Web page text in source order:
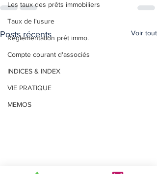
Les taux des prêts immobiliers
Taux de l'usure
Règlementation prêt immo.
Compte courant d'associés
INDICES & INDEX
VIE PRATIQUE
MEMOS
Posts récents Voir tout